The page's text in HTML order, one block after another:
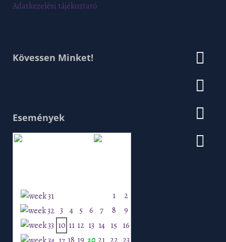
Adatkezelési tájékoztató
Kövessen Minket!
Események
1
2
3
4 5 6 7 8
9
10 11 12 13 14 15 16